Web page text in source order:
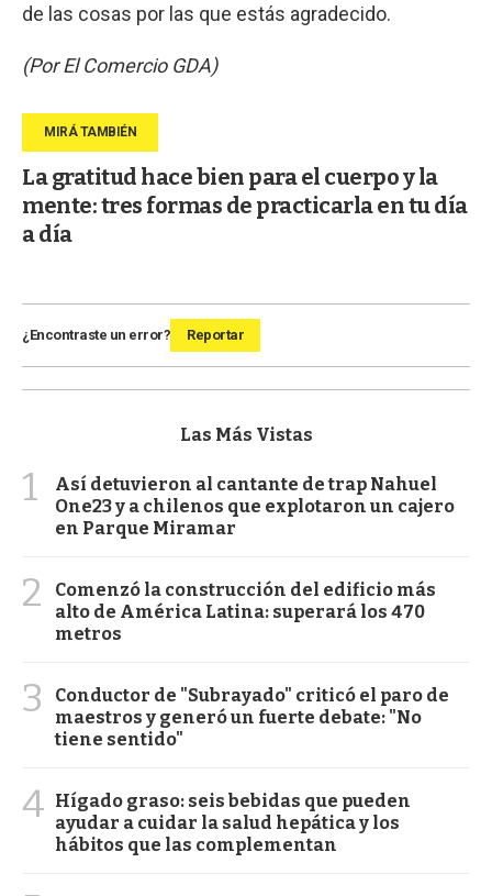
de las cosas por las que estás agradecido.
(Por El Comercio GDA)
La gratitud hace bien para el cuerpo y la
mente: tres formas de practicarla en tu día
a día
¿Encontraste un error? Reportar
Las Más Vistas
1
Así detuvieron al cantante de trap Nahuel
One23 y a chilenos que explotaron un cajero
en Parque Miramar
2
Comenzó la construcción del edificio más
alto de América Latina: superará los 470
metros
3
Conductor de "Subrayado" criticó el paro de
maestros y generó un fuerte debate: "No
tiene sentido"
4 Hígado graso: seis bebidas que pueden
ayudar a cuidar la salud hepática y los
hábitos que las complementan